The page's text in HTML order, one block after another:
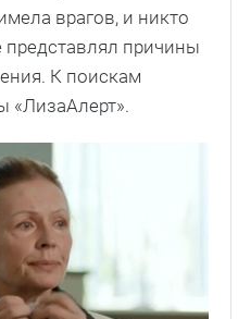
врагов, и никто
представлял причины
К поискам
«ЛизаАлерт».